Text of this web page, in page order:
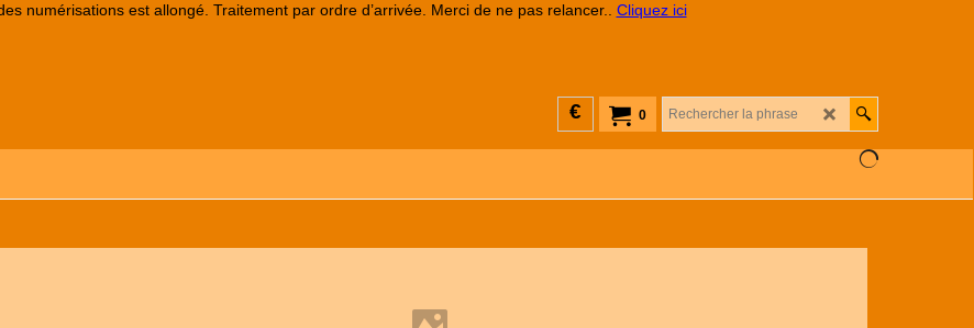
numérisations est allongé. Traitement par ordre d’arrivée. Merci de ne pas relancer.. Cliquez ici
0
€